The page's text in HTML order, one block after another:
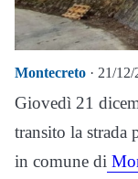
Montecreto · 21/
Giovedì 21
transito la strada
in comune di